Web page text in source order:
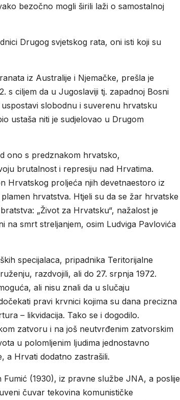
bezočno mogli širili laži o samostalnoj
Drugog svjetskog rata, oni isti koji su
iz Australije i Njemačke, prešla je
s ciljem da u Jugoslaviji tj. zapadnoj Bosni
slobodnu i suverenu hrvatsku
ustaša niti je sudjelovao u Drugom
ono s predznakom hrvatsko,
brutalnost i represiju nad Hrvatima.
Hrvatskog proljeća njih devetnaestoro iz
hrvatstva. Htjeli su da se žar hrvatske
„Život za Hrvatsku“, nažalost je
na smrt streljanjem, osim Ludviga Pavlovića
specijalaca, pripadnika Teritorijalne
razdvojili, ali do 27. srpnja 1972.
ali nisu znali da u slučaju
pravi krvnici kojima su dana precizna
– likvidacija. Tako se i dogodilo.
zatvoru i na još neutvrđenim zatvorskim
u polomljenim ljudima jednostavno
a Hrvati dodatno zastrašili.
(1930), iz pravne službe JNA, a poslije
čuvar tekovina komunističke